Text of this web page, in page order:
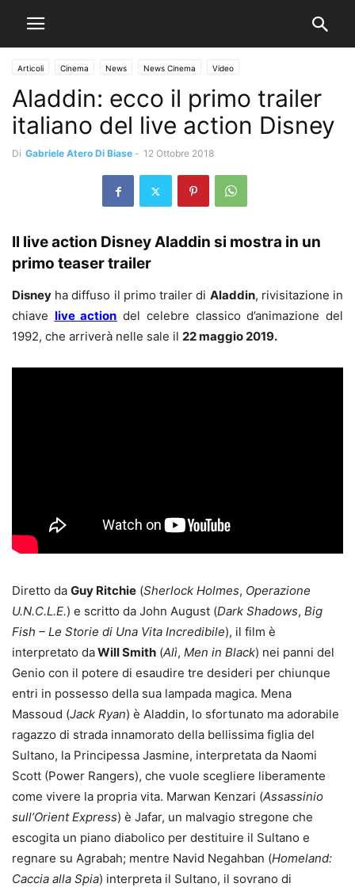
Articoli Cinema News News Cinema Video
Aladdin: ecco il primo trailer
italiano del live action Disney
Di Gabriele Atero Di Biase - 12 Ottobre 2018
Il live action Disney Aladdin si mostra in un
primo teaser trailer
Disney ha diffuso il primo trailer di Aladdin, rivisitazione in
chiave live action del celebre classico d’animazione del
1992, che arriverà nelle sale il 22 maggio 2019.
Diretto da Guy Ritchie (Sherlock Holmes, Operazione
U.N.C.L.E.) e scritto da John August (Dark Shadows, Big
Fish – Le Storie di Una Vita Incredibile), il film è
interpretato daWill Smith (Alì, Men in Black) nei panni del
Genio con il potere di esaudire tre desideri per chiunque
entri in possesso della sua lampada magica. Mena
Massoud (Jack Ryan) è Aladdin, lo sfortunato ma adorabile
ragazzo di strada innamorato della bellissima figlia del
Sultano, la Principessa Jasmine, interpretata da Naomi
Scott (Power Rangers), che vuole scegliere liberamente
come vivere la propria vita. Marwan Kenzari (Assassinio
sull’Orient Express) è Jafar, un malvagio stregone che
escogita un piano diabolico per destituire il Sultano e
regnare su Agrabah; mentre Navid Negahban (Homeland:
Caccia alla Spia) interpreta il Sultano, il sovrano di